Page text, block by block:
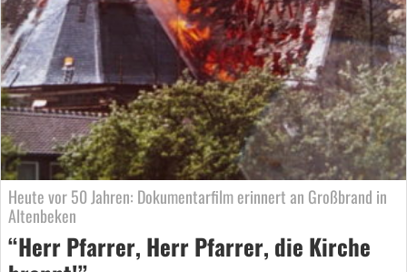
Heute vor 50 Jahren: Dokumentarfilm erinnert an Großbrand in
Altenbeken
“Herr Pfarrer, Herr Pfarrer, die Kirche